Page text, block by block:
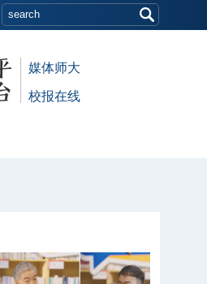
媒体师大
校报在线